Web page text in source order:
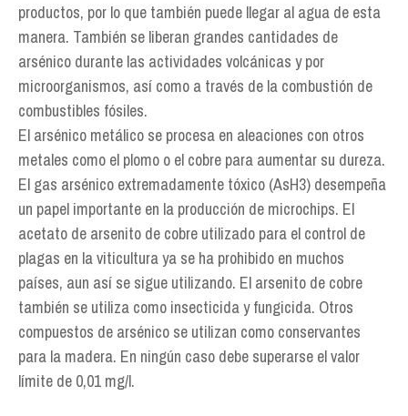
productos, por lo que también puede llegar al agua de esta
manera. También se liberan grandes cantidades de
arsénico durante las actividades volcánicas y por
microorganismos, así como a través de la combustión de
combustibles fósiles.
El arsénico metálico se procesa en aleaciones con otros
metales como el plomo o el cobre para aumentar su dureza.
El gas arsénico extremadamente tóxico (AsH3) desempeña
un papel importante en la producción de microchips. El
acetato de arsenito de cobre utilizado para el control de
plagas en la viticultura ya se ha prohibido en muchos
países, aun así se sigue utilizando. El arsenito de cobre
también se utiliza como insecticida y fungicida. Otros
compuestos de arsénico se utilizan como conservantes
para la madera. En ningún caso debe superarse el valor
límite de 0,01 mg/l.